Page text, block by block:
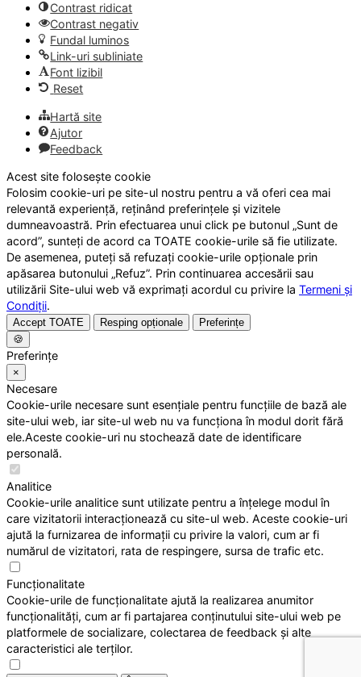
Contrast ridicat
Contrast negativ
Fundal luminos
Link-uri subliniate
Font lizibil
Reset
Hartă site
Ajutor
Feedback
Acest site folosește cookie
Folosim cookie-uri pe site-ul nostru pentru a vă oferi cea mai
relevantă experiență, reținând preferințele și vizitele
dumneavoastră. Prin efectuarea unui click pe butonul „Sunt de
acord”, sunteți de acord ca TOATE cookie-urile să fie utilizate.
De asemenea, puteți să refuzați cookie-urile opționale prin
apăsarea butonului „Refuz”. Prin continuarea accesării sau
utilizării Site-ului web vă exprimați acordul cu privire la Termeni și
Condiții.
Accept TOATE Resping opționale
Preferințe
🍪
Preferințe
×
Necesare
Cookie-urile necesare sunt esențiale pentru funcțiile de bază ale
site-ului web, iar site-ul web nu va funcționa în modul dorit fără
ele.Aceste cookie-uri nu stochează date de identificare
personală.
Analitice
Cookie-urile analitice sunt utilizate pentru a înțelege modul în
care vizitatorii interacționează cu site-ul web. Aceste cookie-uri
ajută la furnizarea de informații cu privire la valori, cum ar fi
numărul de vizitatori, rata de respingere, sursa de trafic etc.
Funcționalitate
Cookie-urile de funcționalitate ajută la realizarea anumitor
funcționalități, cum ar fi partajarea conținutului site-ului web pe
platformele de socializare, colectarea de feedback și alte
caracteristici ale terților.